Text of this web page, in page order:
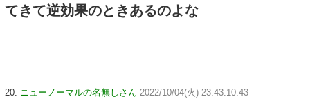
てきて逆効果のときあるのよな
20: ニューノーマルの名無しさん 2022/10/04(火) 23:43:10.43